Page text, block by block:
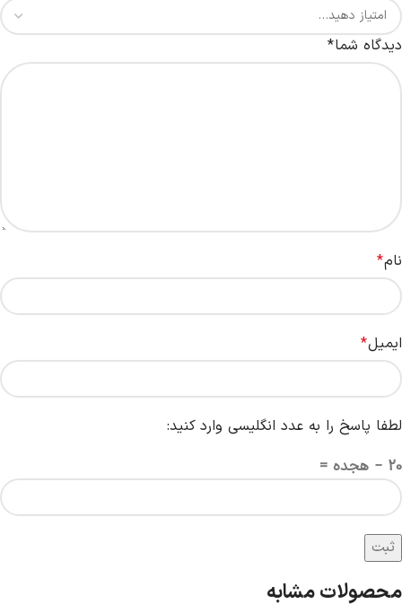
دیدگاه شما*
نام*
ایمیل*
لطفا پاسخ را به عدد انگلیسی وارد کنید:
20 − هجده =
محصولات مشابه